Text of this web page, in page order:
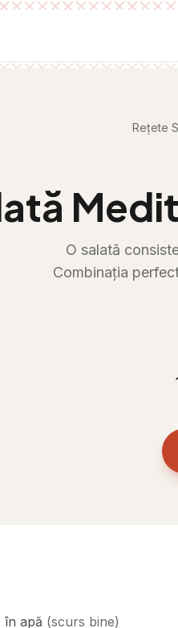
Rețete
O salată
Combinația
în apă (scurs bine)